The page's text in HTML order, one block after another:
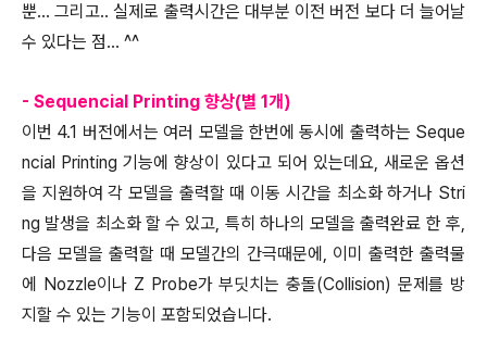
뿐... 그리고.. 실제로 출력시간은 대부분 이전 버전 보다 더 늘어날
수 있다는 점... ^^
- Sequencial Printing 향상(별 1개)
이번 4.1 버전에서는 여러 모델을 한번에 동시에 출력하는 Seque
ncial Printing 기능에 향상이 있다고 되어 있는데요, 새로운 옵션
을 지원하여 각 모델을 출력할 때 이동 시간을 최소화 하거나 Stri
ng 발생을 최소화 할 수 있고, 특히 하나의 모델을 출력완료 한 후,
다음 모델을 출력할 때 모델간의 간극때문에, 이미 출력한 출력물
에 Nozzle이나 Z Probe가 부딧치는 충돌(Collision) 문제를 방
지할 수 있는 기능이 포함되었습니다.